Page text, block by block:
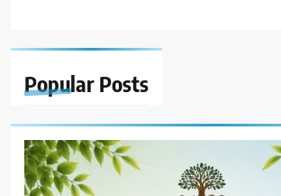
Popular Posts